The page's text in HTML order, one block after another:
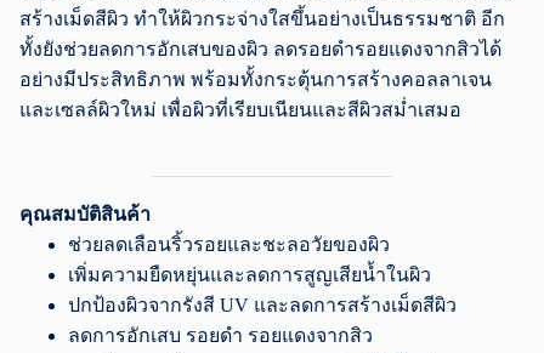
สร้างเม็ดสีผิว ทำให้ผิวกระจ่างใสขึ้นอย่างเป็นธรรมชาติ อีก
ทั้งยังช่วยลดการอักเสบของผิว ลดรอยดำรอยแดงจากสิวได้
อย่างมีประสิทธิภาพ พร้อมทั้งกระตุ้นการสร้างคอลลาเจน
และเซลล์ผิวใหม่ เพื่อผิวที่เรียบเนียนและสีผิวสม่ำเสมอ
คุณสมบัติสินค้า
ช่วยลดเลือนริ้วรอยและชะลอวัยของผิว
เพิ่มความยืดหยุ่นและลดการสูญเสียน้ำในผิว
ปกป้องผิวจากรังสี UV และลดการสร้างเม็ดสีผิว
ลดการอักเสบ รอยดำ รอยแดงจากสิว